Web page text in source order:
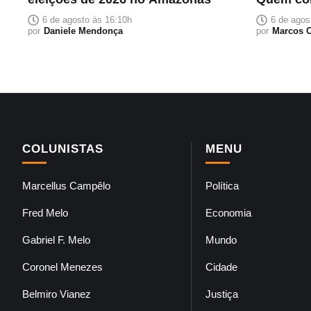
6 de agosto às 16:10h
por Daniele Mendonça
que6 de
por Marcos
COLUNISTAS
Marcellus Campêlo
Fred Melo
Gabriel F. Melo
Coronel Menezes
Belmiro Vianez
MENU
Política
Economia
Mundo
Cidade
Justiça